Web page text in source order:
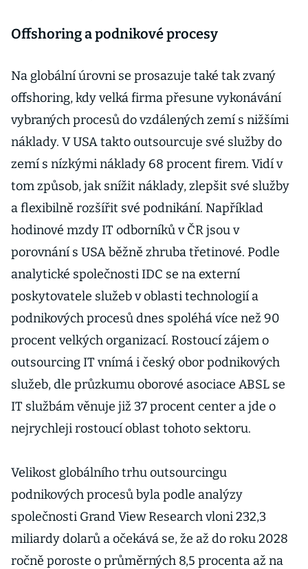
Offshoring a podnikové procesy
Na globální úrovni se prosazuje také tak zvaný
offshoring, kdy velká firma přesune vykonávání
vybraných procesů do vzdálených zemí s nižšími
náklady. V USA takto outsourcuje své služby do
zemí s nízkými náklady 68 procent firem. Vidí v
tom způsob, jak snížit náklady, zlepšit své služby
a flexibilně rozšířit své podnikání. Například
hodinové mzdy IT odborníků v ČR jsou v
porovnání s USA běžně zhruba třetinové. Podle
analytické společnosti IDC se na externí
poskytovatele služeb v oblasti technologií a
podnikových procesů dnes spoléhá více než 90
procent velkých organizací. Rostoucí zájem o
outsourcing IT vnímá i český obor podnikových
služeb, dle průzkumu oborové asociace ABSL se
IT službám věnuje již 37 procent center a jde o
nejrychleji rostoucí oblast tohoto sektoru.
Velikost globálního trhu outsourcingu
podnikových procesů byla podle analýzy
společnosti Grand View Research vloni 232,3
miliardy dolarů a očekává se, že až do roku 2028
ročně poroste o průměrných 8,5 procenta až na